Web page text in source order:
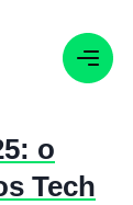
o
Tech